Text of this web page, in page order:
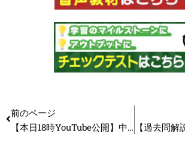
前のページ
【本日18時YouTube公開】中小企業診断士の資格だけでは転職できない？噂の真意と理由を解説！_第272回